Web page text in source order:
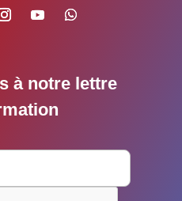
à notre lettre